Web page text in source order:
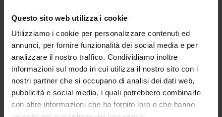
Questo sito web utilizza i cookie
Utilizziamo i cookie per personalizzare contenuti ed
annunci, per fornire funzionalità dei social media e per
analizzare il nostro traffico. Condividiamo inoltre
informazioni sul modo in cui utilizza il nostro sito con i
nostri partner che si occupano di analisi dei dati web,
pubblicità e social media, i quali potrebbero combinarle
con altre informazioni che ha fornito loro o che hanno